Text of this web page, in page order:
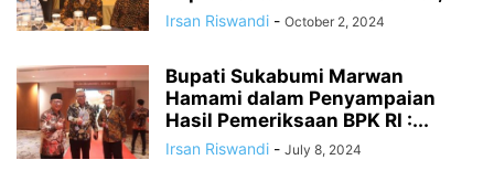
Irsan Riswandi - October 2, 2024
Bupati Sukabumi Marwan
Hamami dalam Penyampaian
Hasil Pemeriksaan BPK RI :...
Irsan Riswandi - July 8, 2024